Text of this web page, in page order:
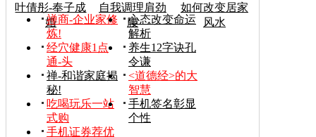
叶倩彤-奉子成
婚
自我调理肩劲
腰
如何改变居家
风水
禅商-企业家修
炼!
心态改变命运
解析
经穴健康1点
通-头
养生12字诀孔
令谦
禅-和谐家庭揭
秘!
<道德经>的大
智慧
吃喝玩乐一站
式购
手机签名彰显
个性
手机证券荐优